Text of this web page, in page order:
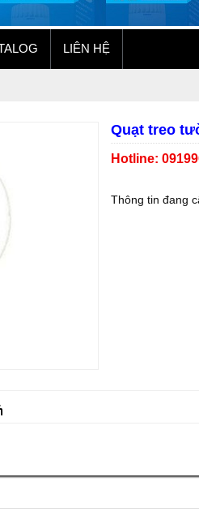
LIÊN HỆ
Quạt treo
Hotline:
Thông tin đang